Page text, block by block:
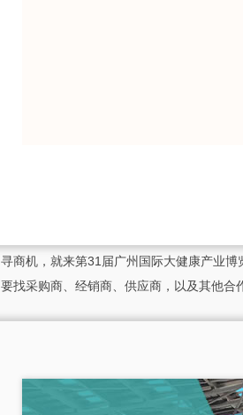
寻商机，就来第31届广州国际大健康产业博
要找采购商、经销商、供应商，以及其他合